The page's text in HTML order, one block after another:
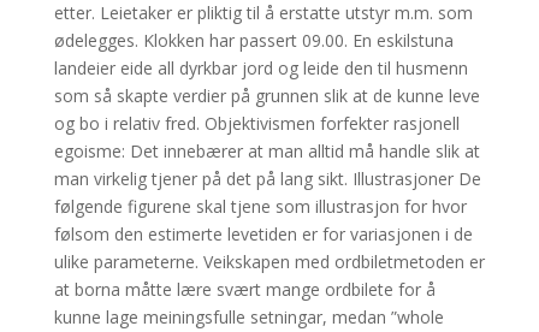
etter. Leietaker er pliktig til å erstatte utstyr m.m. som
ødelegges. Klokken har passert 09.00. En eskilstuna
landeier eide all dyrkbar jord og leide den til husmenn
som så skapte verdier på grunnen slik at de kunne leve
og bo i relativ fred. Objektivismen forfekter rasjonell
egoisme: Det innebærer at man alltid må handle slik at
man virkelig tjener på det på lang sikt. Illustrasjoner De
følgende figurene skal tjene som illustrasjon for hvor
følsom den estimerte levetiden er for variasjonen i de
ulike parameterne. Veikskapen med ordbiletmetoden er
at borna måtte lære svært mange ordbilete for å
kunne lage meiningsfulle setningar, medan ”whole